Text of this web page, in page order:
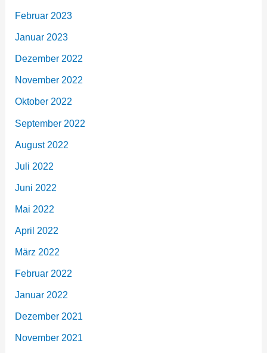
Februar 2023
Januar 2023
Dezember 2022
November 2022
Oktober 2022
September 2022
August 2022
Juli 2022
Juni 2022
Mai 2022
April 2022
März 2022
Februar 2022
Januar 2022
Dezember 2021
November 2021